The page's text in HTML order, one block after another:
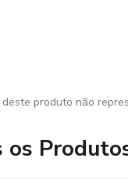
produto não
os